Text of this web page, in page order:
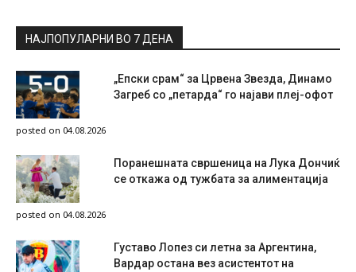
НАЈПОПУЛАРНИ ВО 7 ДЕНА
„Епски срам“ за Црвена Звезда, Динамо
Загреб со „петарда“ го најави плеј-офот
posted on 04.08.2026
Поранешната свршеница на Лука Дончиќ
се откажа од тужбата за алиментација
posted on 04.08.2026
Густаво Лопез си летна за Аргентина,
Вардар остана вез асистентот на